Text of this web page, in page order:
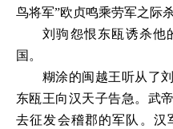
鸟将军”欧贞鸣乘劳军之际
刘驹怨恨东瓯诱杀他
国。
糊涂的闽越王听从了
东瓯王向汉天子告急。武
去征发会稽郡的军队。汉